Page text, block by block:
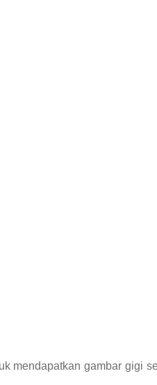
gambar gigi